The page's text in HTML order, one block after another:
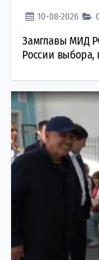
10-08-2026
Замглавы МИД
России